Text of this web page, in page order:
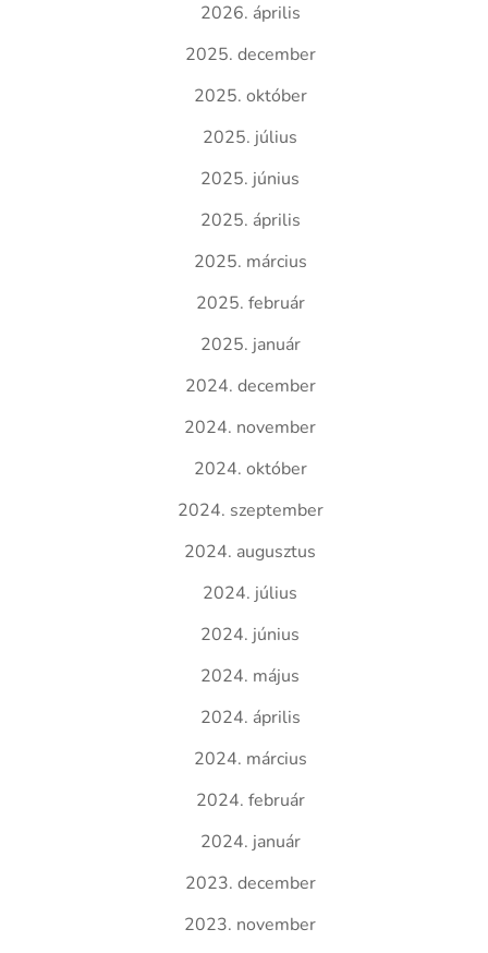
2026. április
2025. december
2025. október
2025. július
2025. június
2025. április
2025. március
2025. február
2025. január
2024. december
2024. november
2024. október
2024. szeptember
2024. augusztus
2024. július
2024. június
2024. május
2024. április
2024. március
2024. február
2024. január
2023. december
2023. november